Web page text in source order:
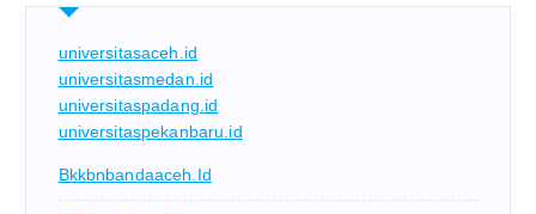
universitasaceh.id
universitasmedan.id
universitaspadang.id
universitaspekanbaru.id
Bkkbnbandaaceh.id